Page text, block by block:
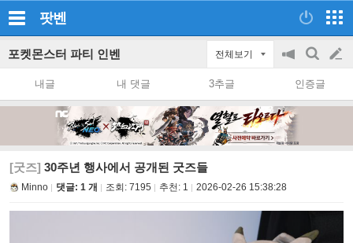
팟벤
포켓몬스터 파티 인벤 전체보기
공
on/off
검
색
글
쓰
내글 내 댓글 3추글 인증글
[굿즈] 30주년 행사에서 공개된 굿즈들
Minno 댓글: 1 개 조회: 7195 추천: 1 2026-02-26 15:38:28